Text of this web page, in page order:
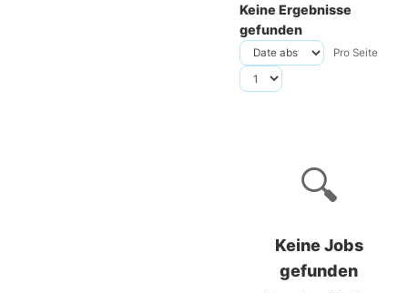
Keine Ergebnisse
gefunden
Pro Seite
🔍
Keine Jobs
gefunden